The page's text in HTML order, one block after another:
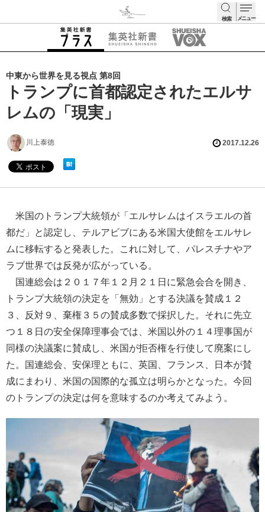
検索 メニュー
中東から世界を見る視点 第8回
トランプに首都認定されたエルサ
レムの「現実」
川上泰徳 2017.12.26
米国のトランプ大統領が「エルサレムはイスラエルの首
都だ」と認定し、テルアビブにある米国大使館をエルサレ
ムに移転すると発表した。これに対して、パレスチナやア
ラブ世界では反発が広がっている。
国連総会は２０１７年１２月２１日に緊急会合を開き、
トランプ大統領の決定を「無効」とする決議を賛成１２
３、反対９、棄権３５の賛成多数で採択した。それに先立
つ１８日の安全保障理事会では、米国以外の１４理事国が
同様の決議案に賛成し、米国が拒否権を行使して廃案にし
た。国連総会、安保理ともに、英国、フランス、日本が賛
成にまわり、米国の国際的な孤立は明らかとなった。今回
のトランプの決定は何を意味するのか考えてみよう。